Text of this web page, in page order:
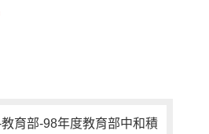
育部-98年度教育部中和積